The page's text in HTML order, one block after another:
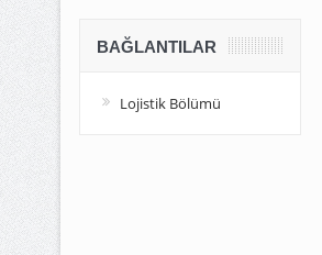
BAĞLANTILAR
Lojistik Bölümü